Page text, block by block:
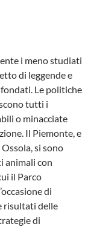
i meno studiati
di leggende e
Le politiche
tutti i
o minacciate
Il Piemonte, e
si sono
animali con
il Parco
di
risultati delle
di